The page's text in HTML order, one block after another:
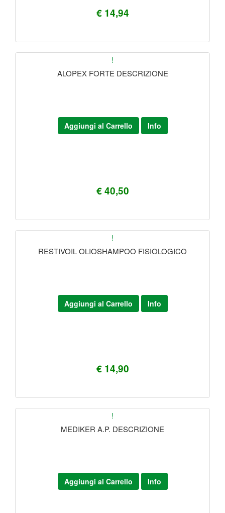
€ 14,94
!
ALOPEX FORTE DESCRIZIONE
€ 40,50
Aggiungi al Carrello Info
!
RESTIVOIL OLIOSHAMPOO FISIOLOGICO
€ 14,90
Aggiungi al Carrello Info
!
MEDIKER A.P. DESCRIZIONE
Aggiungi al Carrello Info